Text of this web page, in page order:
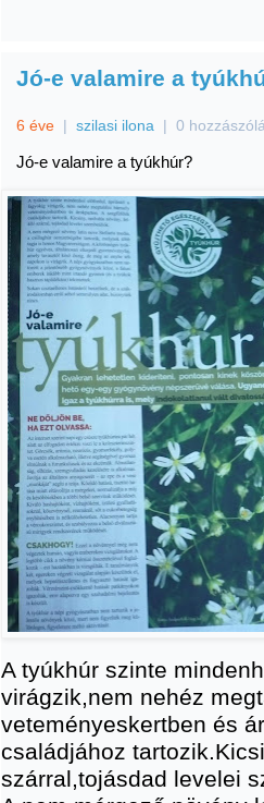
Jó-e valamire a
6 éve | szilasi ilona | 0
Jó-e valamire a tyúkhúr?
A tyúkhúr szinte
virágzik,nem nehéz
veteményeskertben és
családjához
szárral,tojásdad levelei